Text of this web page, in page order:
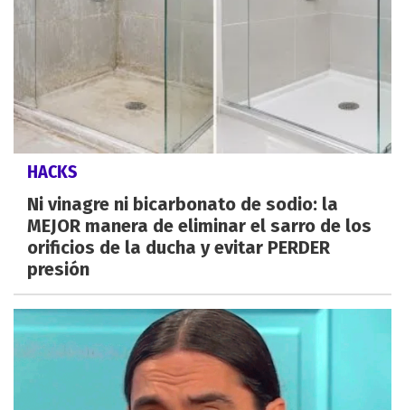
HACKS
Ni vinagre ni bicarbonato de sodio: la
MEJOR manera de eliminar el sarro de los
orificios de la ducha y evitar PERDER
presión